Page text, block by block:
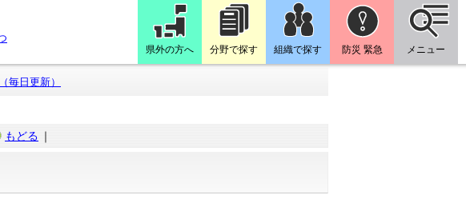
県外の方へ 分野で探す 組織で探す 防災 緊急 メニュー
毎日更新）
もどる ｜